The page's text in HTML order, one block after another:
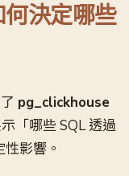
決定哪些
pg_clickhouse
「哪些 SQL 透過
影響。